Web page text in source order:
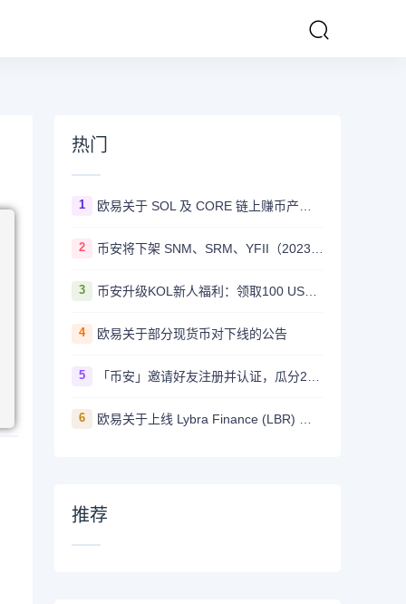
热门
1
2
3 币安升级KOL新人福利：领取100 USDT迎新奖励
4 欧易关于部分现货币对下线的公告
5
6
推荐